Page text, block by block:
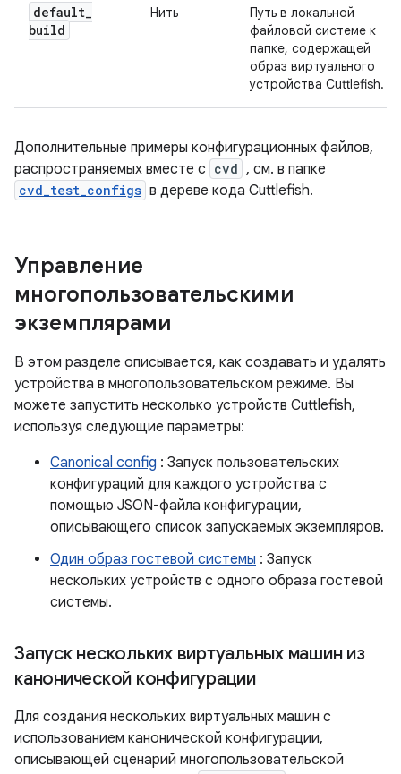
default_
build
Нить
Путь в локальной
файловой системе к
папке, содержащей
образ виртуального
устройства Cuttlefish.
Дополнительные примеры конфигурационных файлов,
распространяемых вместе с cvd , см. в папке
cvd_test_configs в дереве кода Cuttlefish.
Управление
многопользовательскими
экземплярами
В этом разделе описывается, как создавать и удалять
устройства в многопользовательском режиме. Вы
можете запустить несколько устройств Cuttlefish,
используя следующие параметры:
Canonical config : Запуск пользовательских
конфигураций для каждого устройства с
помощью JSON-файла конфигурации,
описывающего список запускаемых экземпляров.
Один образ гостевой системы : Запуск
нескольких устройств с одного образа гостевой
системы.
Запуск нескольких виртуальных машин из
канонической конфигурации
Для создания нескольких виртуальных машин с
использованием канонической конфигурации,
описывающей сценарий многопользовательской